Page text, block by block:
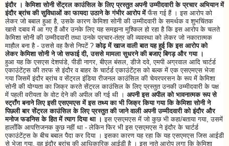
इंदौर । केमिशा सोनी सेंट्रल काउंसिल के लिए प्रस्तुत अपनी उम्मीदवारी के प्रचार अभियान में
इंदौर ब्रांच की सुविधाओं का फायदा उठाने के गंभीर आरोप मेंफँस गई हैं । इस आरोप को
लेकर जो बबाल हुआ है, उसके कारण केमिशा सोनी की उम्मीदवारी के समर्थक व शुभचिंतक
खासे दबाव में आ गए हैं और उनके लिए यह समझना मुश्किल हो रहा है कि इस आरोप के चलते
केमिशा सोनी की उम्मीदवारी तथा उनके प्रचार-तंत्र की व्यवस्था को लेकर जो नकारात्मक
माहौल बना है - उससे वह कैसे निपटें ?कोढ़ में खाज वाली बात यह हुई कि इस आरोप को
लेकर केमिशा सोनी ने जो सफाई दी, उससे मामला सुधरने की बजाए बिगड़ और गया ।
हुआ यह कि एसएस देशपांडे, पीडी नागर, बीएल बंसल, डीजे दवे, एमपी अग्रवाल आदि चार्टर्ड
एकाउंटेंट्स की तरफ से इंदौर व बाहर के चार्टर्ड एकाउंटेंट्स को बल्क में एक एसएमएस भेजा
गया जिसमें इंदौर ब्रांच व सेंट्रल इंडिया रीजनल काउंसिल की चेयरपरसन के रूप में केमिशा
सोनी की योग्यता का जिक्र करते सेंट्रल काउंसिल के लिए प्रस्तुत उनकी उम्मीदवारी के पक्ष
में पहली वरीयता के वोट देने की अपील की गई थी । अपनी इस अपील को भावनात्मक रूप से
स्ट्रॉंग बनाने लिए इसी एसएमएस में इस तथ्य का भी जिक्र किया गया कि केमिशा सोनी ने
पिछली बार सेंट्रल काउंसिल के लिए प्रस्तुत की जाने वाली अपनी उम्मीदवारी को इंदौर और
मनोज फडनिस के हित में त्याग दिया था । इस एसएमएस में जो कुछ भी कहा/बताया गया, उसमें
हालाँकि आपत्तिजनक कुछ नहीं था - लेकिन फिर भी इस एसएमएस ने इंदौर के चार्टर्ड
एकाउंटेंट्स के बीच बबाल पैदा कर दिया । इसका कारण यह रहा कि यह एसएमएस जिस आईडी
से भेजा गया, वह इंदौर ब्रांच की आधिकारिक आईडी है । इस नाते आरोप लगा कि केमिशा